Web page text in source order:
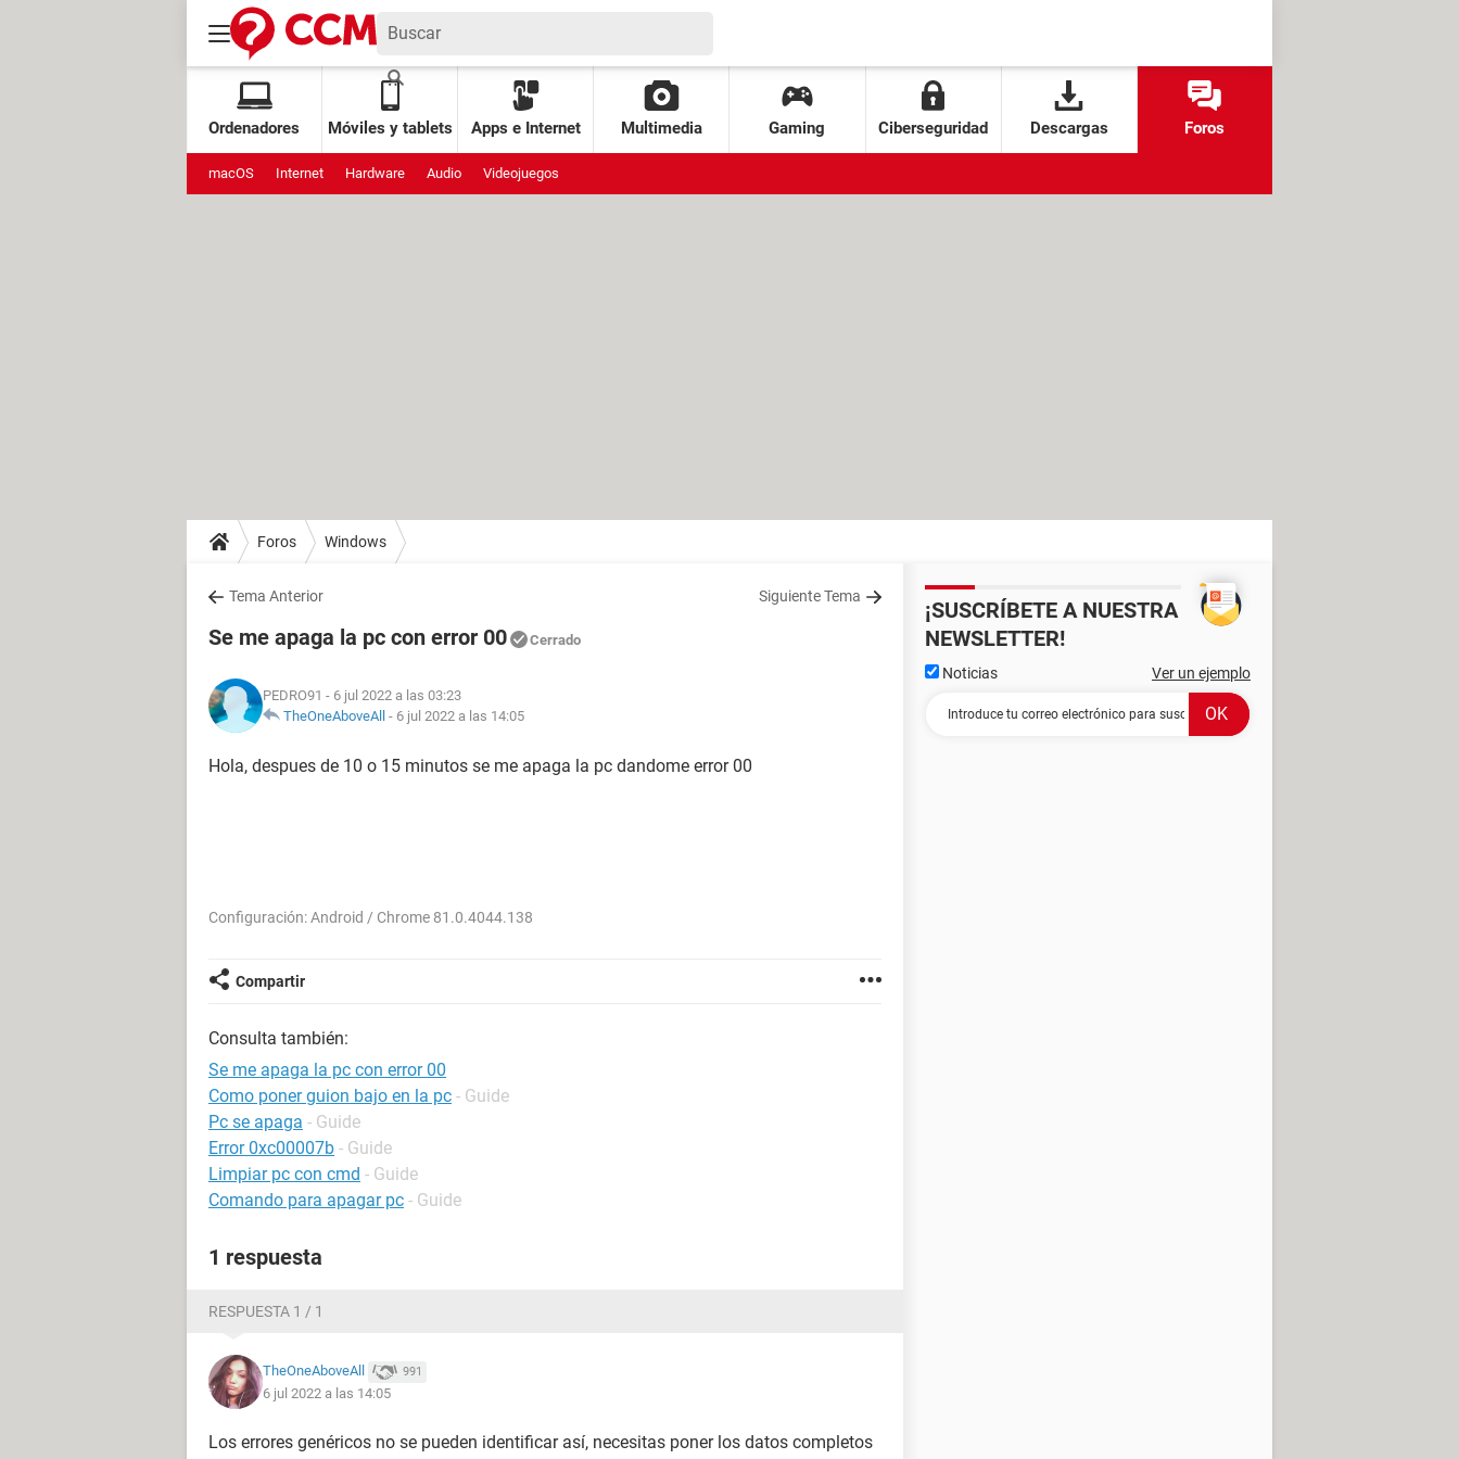
Ordenadores Móviles y tablets Apps e Internet Multimedia Gaming Ciberseguridad Descargas Foros
macOS Internet Hardware Audio Videojuegos
Foros Windows
Tema Anterior Siguiente Tema
Se me apaga la pc con error 00 Cerrado
PEDRO91 - 6 jul 2022 a las 03:23
TheOneAboveAll - 6 jul 2022 a las 14:05
Hola, despues de 10 o 15 minutos se me apaga la pc dandome error 00
Configuración: Android / Chrome 81.0.4044.138
Compartir
Consulta también:
Se me apaga la pc con error 00
Como poner guion bajo en la pc - Guide
Pc se apaga - Guide
Error 0xc00007b - Guide
Limpiar pc con cmd - Guide
Comando para apagar pc - Guide
1 respuesta
RESPUESTA 1 / 1
TheOneAboveAll 991
6 jul 2022 a las 14:05
Los errores genéricos no se pueden identificar así, necesitas poner los datos completos
¡SUSCRÍBETE A NUESTRA
NEWSLETTER!
Noticias Ver un ejemplo